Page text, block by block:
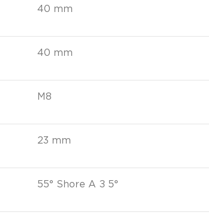
40 mm
40 mm
M8
23 mm
55° Shore A ± 5°